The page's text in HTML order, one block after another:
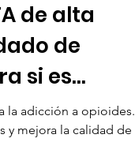
de alta
de
si es
la adicción a opioides.
y mejora la calidad de